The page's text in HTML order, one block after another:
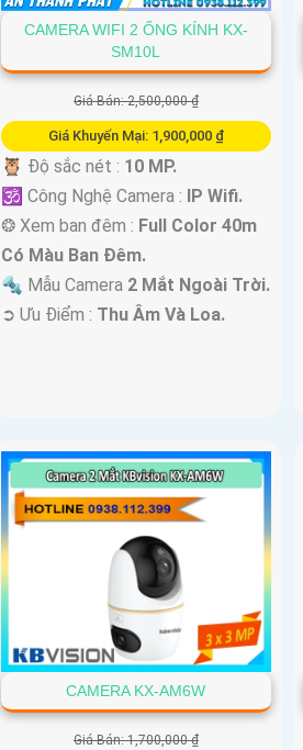
CAMERA WIFI 2 ỐNG KÍNH KX-
SM10L
Giá Bán: 2,500,000 ₫
Giá Khuyến Mại: 1,900,000 ₫
🦉 Độ sắc nét : 10 MP.
🕉️ Công Nghệ Camera : IP Wifi.
❂ Xem ban đêm : Full Color 40m
Có Màu Ban Ðêm.
🔩 Mẫu Camera 2 Mắt Ngoài Trời.
️➲ Ưu Điểm : Thu Âm Và Loa.
CAMERA KX-AM6W
Giá Bán: 1,700,000 ₫